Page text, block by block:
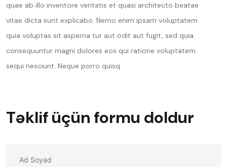
quae ab illo inventore veritatis et quasi architecto beatae
vitae dicta sunt explicabo. Nemo enim ipsam voluptatem
quia voluptas sit asperna tur aut odit aut fugit, sed quia
consequuntur magni dolores eos qui ratione voluptatem
sequi nesciunt. Neque porro quisq.
Təklif üçün formu doldur